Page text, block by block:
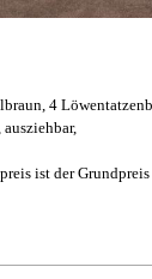
4
ist der